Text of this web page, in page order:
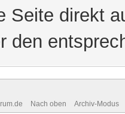
Seite direkt
den
Nach oben Archiv-Modus